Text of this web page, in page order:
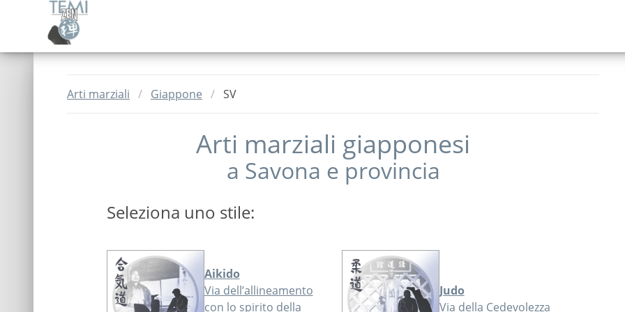
Arti marziali Giappone SV
Arti marziali giapponesi
a Savona e provincia
Seleziona uno stile:
Aikido
Via dell’allineamento
con lo spirito della
Judo
Via della Cedevolezza